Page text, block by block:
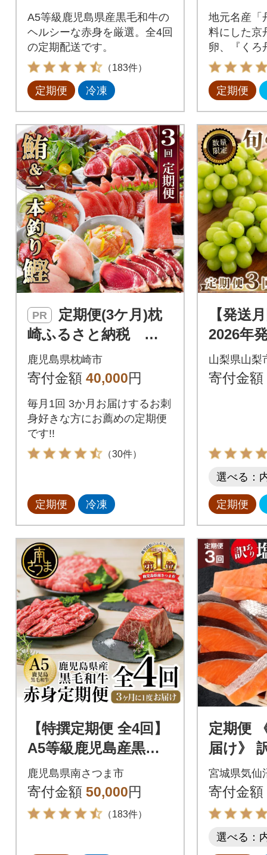
A5等級鹿児島県産黒毛和牛の
ヘルシーな赤身を厳選。全4回
の定期配送です。
（183件）
定期便 冷凍
地元名産「
料にした京
卵、『くろ
く。
定期便
PR
崎ふるさと納税 ま
ぐろ&一本釣りかつお
LL-6001
鹿児島県枕崎市
寄付金額 40,000円
毎月1回 3か月お届けするお刺
身好きな方にお薦めの定期便
です!!
（30件）
定期便 冷凍
【発送
2026年
果物 桃
う+シャ
山梨県山梨
寄付金額
選べる：
定期便
【特撰定期便 全4回】
A5等級鹿児島産黒毛
和牛赤身定期便 牛肉
冷凍 焼肉 ステーキ ブ
ロック
鹿児島県南さつま市
寄付金額 50,000円
（183件）
定期便
届け》
約
64481]
宮城県気仙
寄付金額
選べる：